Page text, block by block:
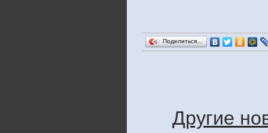
Поделиться…
Другие